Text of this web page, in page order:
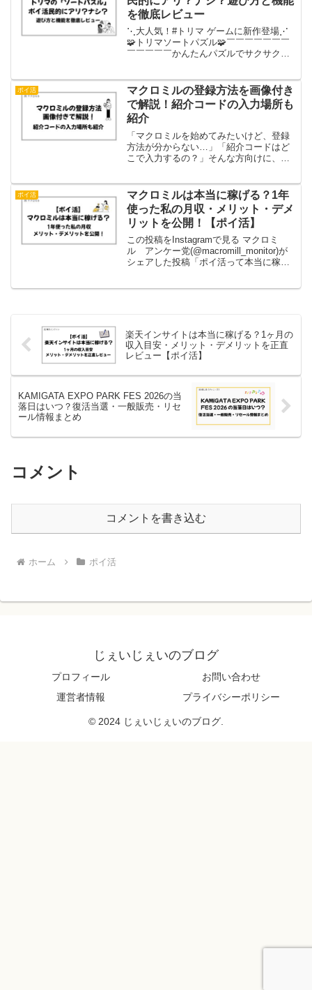
を徹底レビュー
⋱大人気！#トリマ ゲームに新作登場⋰
🧩トリマソートパズル🧩￣￣￣￣￣￣￣
￣￣￣￣￣かんたんパズルでサクサク貯
ら👇 pic.twitter.com/2LDMvGJCkw...
ポイ活
マクロミルの登録方法を画像付き
で解説！紹介コードの入力場所も
紹介
「マクロミルを始めてみたいけど、登録
方法が分からない…」「紹介コードはど
こで入力するの？」そんな方向けに、マ
完了し、もちろん無料です。さらに、紹
介コードを利用して登録...
ポイ活
マクロミルは本当に稼げる？1年
使った私の月収・メリット・デメ
リットを公開！【ポイ活】
この投稿をInstagramで見る マクロミ
ル アンケー党(@macromill_monitor)が
シェアした投稿「ポイ活って本当に稼げ
楽天インサイトは本当に稼げる？1ヶ月の
収入目安・メリット・デメリットを正直
レビュー【ポイ活】
KAMIGATA EXPO PARK FES 2026の当
落日はいつ？復活当選・一般販売・リセ
ール情報まとめ
コメント
コメントを書き込む
ホーム ポイ活
じぇいじぇいのブログ
プロフィール
お問い合わせ
運営者情報
プライバシーポリシー
© 2024 じぇいじぇいのブログ.